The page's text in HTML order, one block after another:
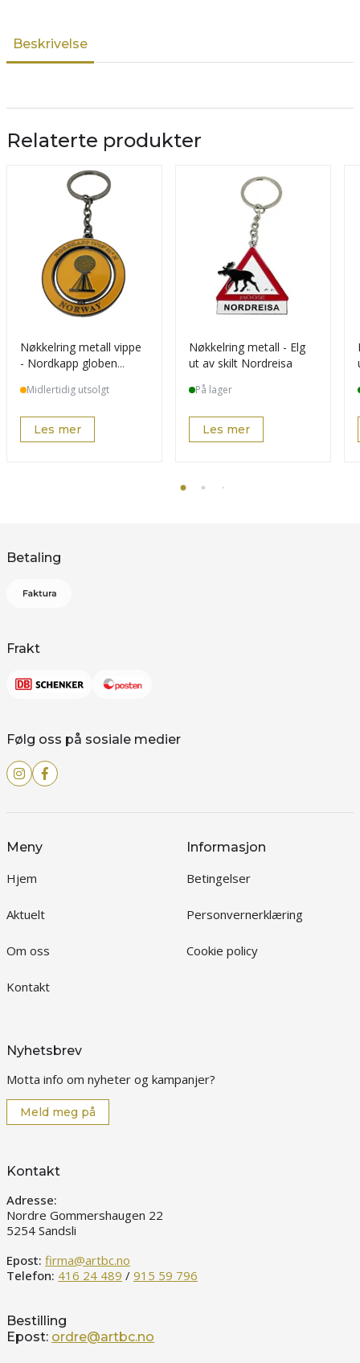
Beskrivelse
Relaterte produkter
Nøkkelring metall vippe
- Nordkapp globen
Midlertidig utsolgt
Les mer
Nøkkelring metall - Elg
ut av skilt Nordreisa
På lager
Les mer
Betaling
Frakt
Følg oss på sosiale medier
Meny
Hjem
Aktuelt
Om oss
Kontakt
Informasjon
Betingelser
Personvernerklæring
Cookie policy
Nyhetsbrev
Motta info om nyheter og kampanjer?
Meld meg på
Kontakt
Adresse:
Nordre Gommershaugen 22
5254 Sandsli
Epost: firma@artbc.no
Telefon: 416 24 489 / 915 59 796
Bestilling
Epost: ordre@artbc.no